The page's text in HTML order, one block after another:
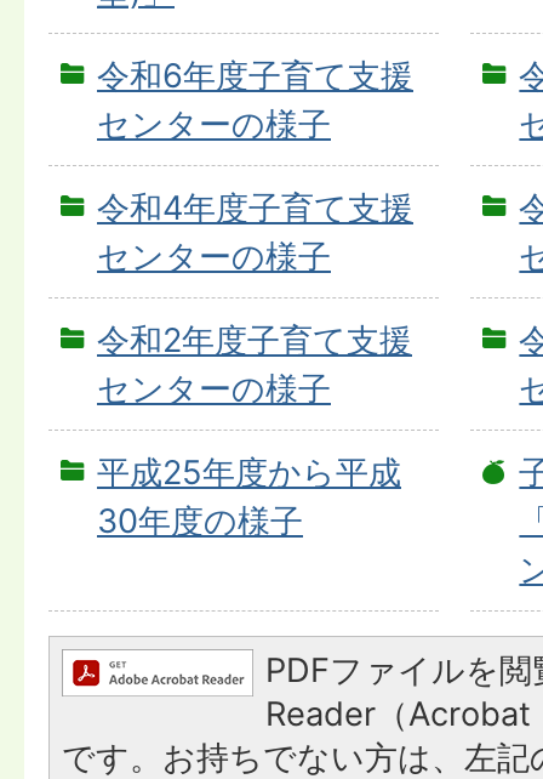
令和6年度子育て支援
センターの様子
令和4年度子育て支援
センターの様子
令和2年度子育て支援
センターの様子
平成25年度から平成
30年度の様子
PDFファイルを
Reader（Acrobat
です。お持ちでない方は、左